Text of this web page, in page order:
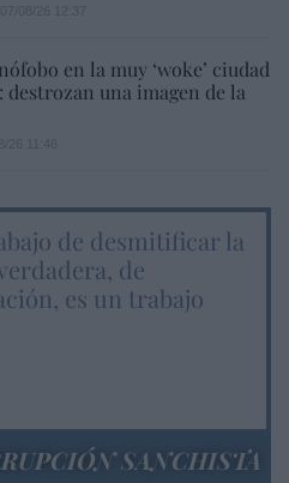
en la muy ‘woke’ ciudad
destrozan una imagen de la
de desmitificar la
de
es un trabajo
SANCHISTA